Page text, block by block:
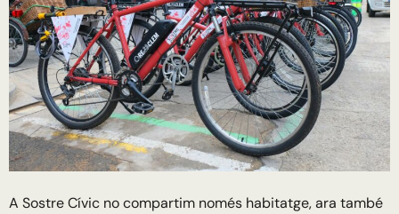
A Sostre Cívic no compartim només habitatge, ara també